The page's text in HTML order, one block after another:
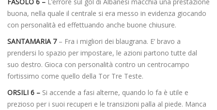
buona, nella quale il centrale si era messo in evidenza giocando
con personalità ed effettuando anche buone chiusure.
SANTAMARIA 7– Fra i migliori dei blaugrana. E’ bravo a
prendersi lo spazio per impostare, le azioni partono tutte dal
suo destro. Gioca con personalità contro un centrocampo
fortissimo come quello della Tor Tre Teste.
ORSILI 6 – Si accende a fasi alterne, quando lo fa è utile e
prezioso per i suoi recuperi e le transizioni palla al piede. Manca